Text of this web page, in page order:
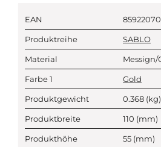
EAN
Produktreihe SABLO
Material Messign/
Farbe 1 Gold
Produktgewicht 0.368 (kg)
Produktbreite 110 (mm)
Produkthöhe 55 (mm)